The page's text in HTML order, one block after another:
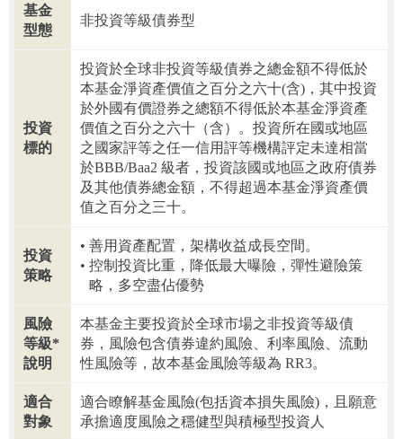
基金
型態
非投資等級債券型
投資
標的
投資於全球非投資等級債券之總金額不得低於
本基金淨資產價值之百分之六十(含)，其中投資
於外國有價證券之總額不得低於本基金淨資產
價值之百分之六十（含）。投資所在國或地區
之國家評等之任一信用評等機構評定未達相當
於BBB/Baa2 級者，投資該國或地區之政府債券
及其他債券總金額，不得超過本基金淨資產價
值之百分之三十。
投資
策略
善用資產配置，架構收益成長空間。
控制投資比重，降低最大曝險，彈性避險策
略，多空盡佔優勢
風險
等級*
說明
本基金主要投資於全球市場之非投資等級債
券，風險包含債券違約風險、利率風險、流動
性風險等，故本基金風險等級為 RR3。
適合
對象
適合瞭解基金風險(包括資本損失風險)，且願意
承擔適度風險之穩健型與積極型投資人